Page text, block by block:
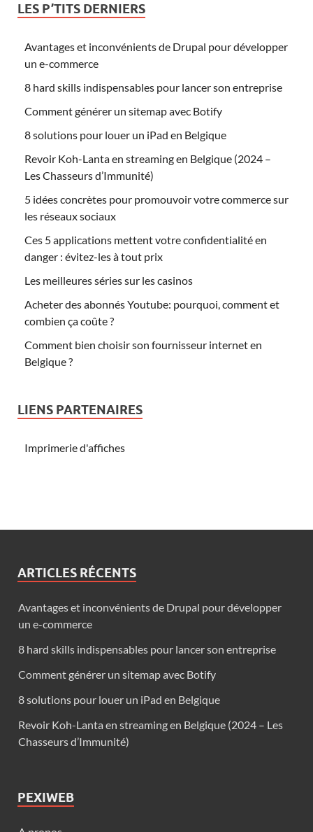
LES P’TITS DERNIERS
Avantages et inconvénients de Drupal pour développer
un e-commerce
8 hard skills indispensables pour lancer son entreprise
Comment générer un sitemap avec Botify
8 solutions pour louer un iPad en Belgique
Revoir Koh-Lanta en streaming en Belgique (2024 –
Les Chasseurs d’Immunité)
5 idées concrètes pour promouvoir votre commerce sur
les réseaux sociaux
Ces 5 applications mettent votre confidentialité en
danger : évitez-les à tout prix
Les meilleures séries sur les casinos
Acheter des abonnés Youtube: pourquoi, comment et
combien ça coûte ?
Comment bien choisir son fournisseur internet en
Belgique ?
LIENS PARTENAIRES
Imprimerie d'affiches
ARTICLES RÉCENTS
Avantages et inconvénients de Drupal pour développer
un e-commerce
8 hard skills indispensables pour lancer son entreprise
Comment générer un sitemap avec Botify
8 solutions pour louer un iPad en Belgique
Revoir Koh-Lanta en streaming en Belgique (2024 – Les
Chasseurs d’Immunité)
PEXIWEB